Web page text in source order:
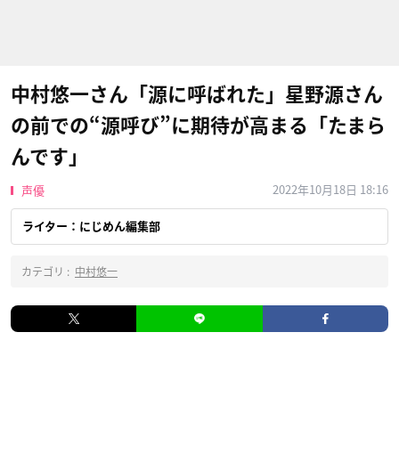
中村悠一さん「源に呼ばれた」星野源さん
の前での“源呼び”に期待が高まる「たまら
んです」
声優 2022年10月18日 18:16
ライター：にじめん編集部
カテゴリ : 中村悠一